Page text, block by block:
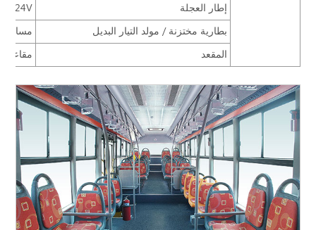
إطار العجلة
24V
بطارية مختزنة / مولد التيار البديل
المقعد
مقاعد ZTZY8061 لمركبة النقل العام؛ مقعد سائق بقابلية ضبط 1021؛ حزام أمان ECE ثلاث نقاط، مسافتين تباعد لكرسي العجلة ( مع حصيرة أرضية خلفية)